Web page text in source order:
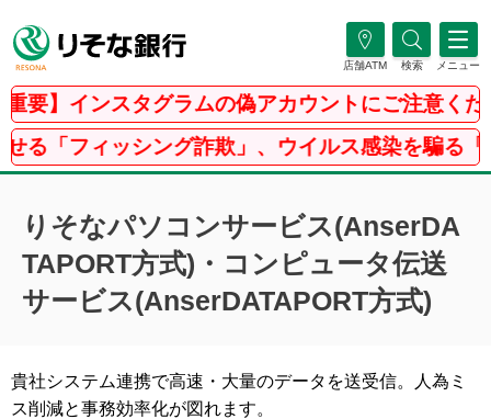
店舗ATM 検索 メニュー
】インスタグラムの偽アカウントにご注意くださ
ィッシング詐欺」、ウイルス感染を騙る「ＰＣ
りそなパソコンサービス(AnserDA
TAPORT方式)・コンピュータ伝送
サービス(AnserDATAPORT方式)
貴社システム連携で高速・大量のデータを送受信。人為ミ
ス削減と事務効率化が図れます。